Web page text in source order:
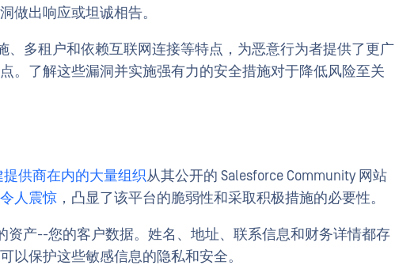
做出响应或坦诚相告。
、多租户和依赖互联网连接等特点，为恶意行为者提供了更广
。了解这些漏洞并实施强有力的安全措施对于降低风险至关
供商在内的大量组织从其公开的 Salesforce Community 网站
令人震惊 ，凸显了该平台的脆弱性和采取积极措施的必要性。
资产--您的客户数据。姓名、地址、联系信息和财务详情都存
以保护这些敏感信息的隐私和安全。